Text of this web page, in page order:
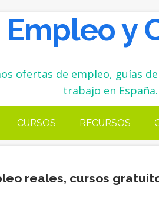
Empleo y
ofertas de empleo, guías
trabajo en
CURSOS RECURSOS
reales, cursos